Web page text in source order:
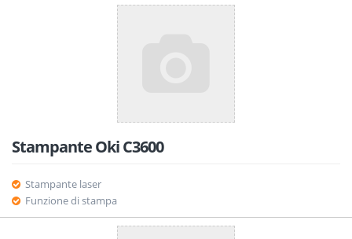
Stampante Oki C3600
Stampante laser
Funzione di stampa